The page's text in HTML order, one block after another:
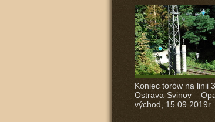
Koniec torów na linii
Ostrava-Svinov –
východ, 15.09.2019r.